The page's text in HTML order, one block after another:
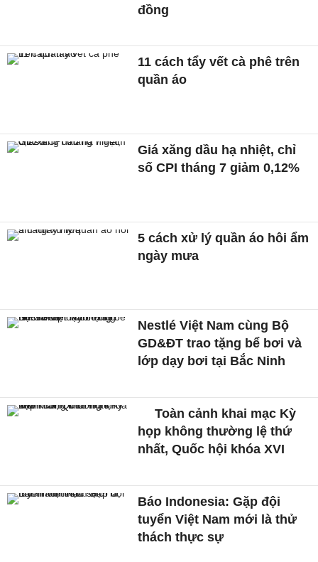
đồng
11 cách tẩy vết cà phê trên
quần áo
Giá xăng dầu hạ nhiệt, chỉ
số CPI tháng 7 giảm 0,12%
5 cách xử lý quần áo hôi ẩm
ngày mưa
Nestlé Việt Nam cùng Bộ
GD&ĐT trao tặng bể bơi và
lớp dạy bơi tại Bắc Ninh
Toàn cảnh khai mạc Kỳ
họp không thường lệ thứ
nhất, Quốc hội khóa XVI
Báo Indonesia: Gặp đội
tuyển Việt Nam mới là thử
thách thực sự